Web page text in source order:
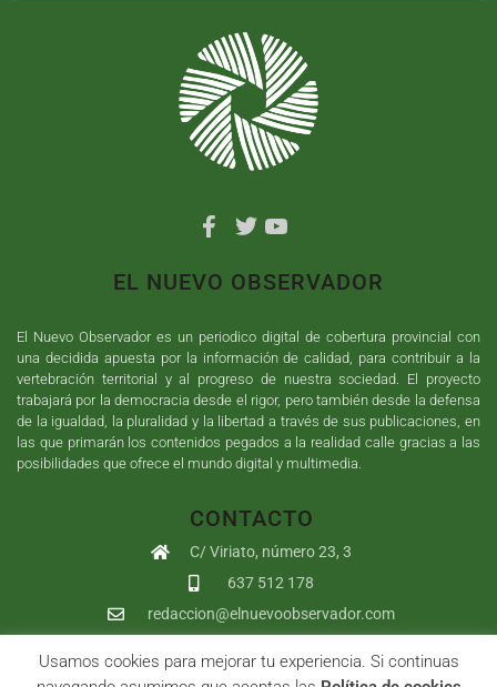
EL NUEVO OBSERVADOR
El Nuevo Observador es un periodico digital de cobertura provincial con
una decidida apuesta por la información de calidad, para contribuir a la
vertebración territorial y al progreso de nuestra sociedad. El proyecto
trabajará por la democracia desde el rigor, pero también desde la defensa
de la igualdad, la pluralidad y la libertad a través de sus publicaciones, en
las que primarán los contenidos pegados a la realidad calle gracias a las
posibilidades que ofrece el mundo digital y multimedia.
CONTACTO
C/ Viriato, número 23, 3
637 512 178
redaccion@elnuevoobservador.com
Copyright ©2026 El Nuevo Observador | Sumurdigital Diseño web
Usamos cookies para mejorar tu experiencia. Si continuas